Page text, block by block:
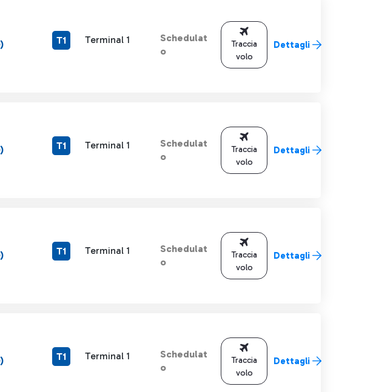
T1 Terminal 1
Schedulat
o
Traccia
volo
Dettagli
T1 Terminal 1
Schedulat
o
Traccia
volo
Dettagli
T1 Terminal 1
Schedulat
o
Traccia
volo
Dettagli
T1 Terminal 1
Schedulat
o
Traccia
volo
Dettagli